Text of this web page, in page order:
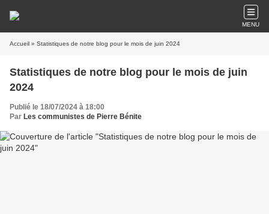
MENU
Accueil » Statistiques de notre blog pour le mois de juin 2024
Statistiques de notre blog pour le mois de juin
2024
Publié le 18/07/2024 à 18:00
Par Les communistes de Pierre Bénite